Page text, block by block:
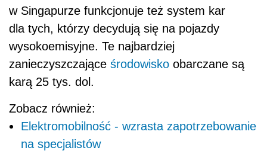
w Singapurze funkcjonuje też system kar
dla tych, którzy decydują się na pojazdy
wysokoemisyjne. Te najbardziej
zanieczyszczające środowisko obarczane są
karą 25 tys. dol.
Zobacz również:
Elektromobilność - wzrasta zapotrzebowanie
na specjalistów